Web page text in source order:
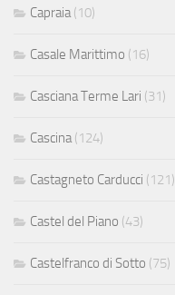
Capraia (10)
Casale Marittimo (16)
Casciana Terme Lari (31)
Cascina (124)
Castagneto Carducci (121)
Castel del Piano (43)
Castelfranco di Sotto (75)